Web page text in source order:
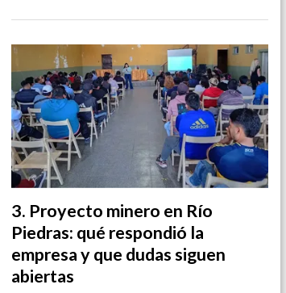
Proyecto minero en Río
Piedras: qué respondió la
empresa y que dudas siguen
abiertas